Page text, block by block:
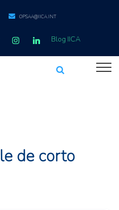
OPSAA@IICA.INT
Blog IICA
de corto